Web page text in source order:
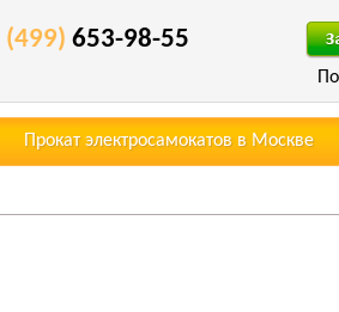
(499) 653-98-55
Прокат электросамокатов в Москве